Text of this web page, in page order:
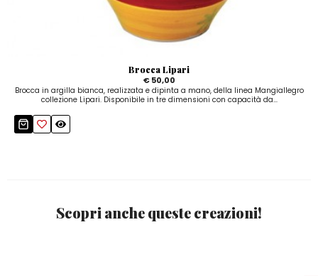
Brocca Lipari
€ 50,00
Brocca in argilla bianca, realizzata e dipinta a mano, della linea Mangiallegro
collezione Lipari. Disponibile in tre dimensioni con capacità da...
Scopri anche queste creazioni!